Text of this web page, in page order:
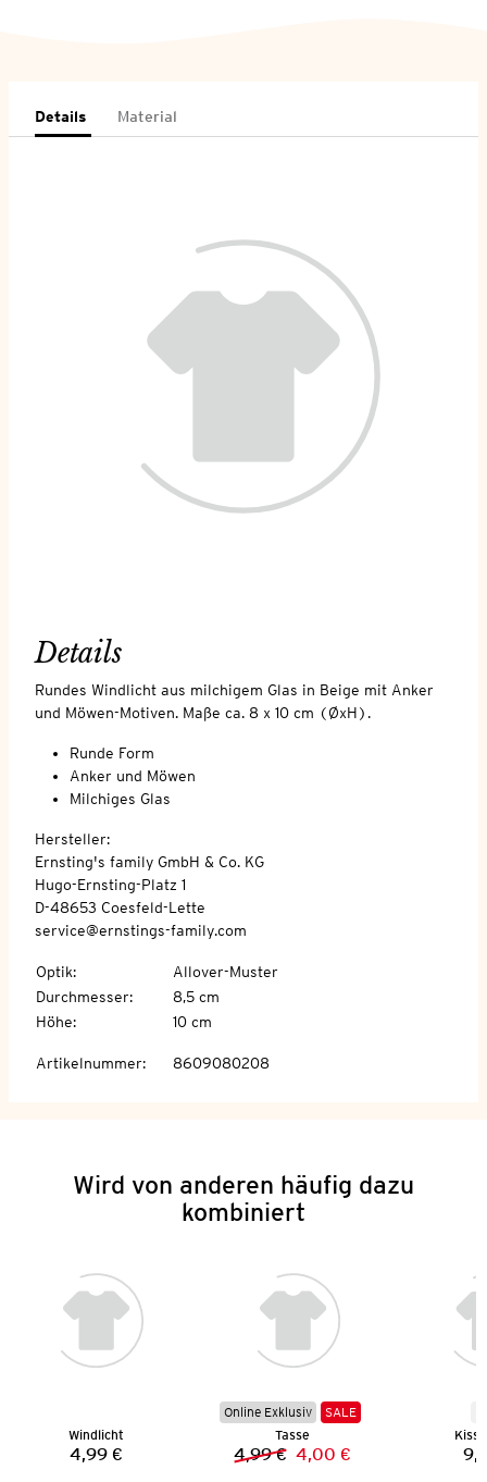
Details Material
Details
Rundes Windlicht aus milchigem Glas in Beige mit Anker
und Möwen-Motiven. Maße ca. 8 x 10 cm (ØxH).
Runde Form
Anker und Möwen
Milchiges Glas
Hersteller:
Ernsting's family GmbH & Co. KG
Hugo-Ernsting-Platz 1
D-48653 Coesfeld-Lette
service@ernstings-family.com
Optik:
Allover-Muster
Durchmesser:
8,5 cm
Höhe: 10 cm
Artikelnummer: 8609080208
Wird von anderen häufig dazu
kombiniert
Windlicht
Preis:
4,99 €
Online Exklusiv
SALE
Tasse
Vorheriger Preis:
4,99 € Neuer Preis:
4,00 €